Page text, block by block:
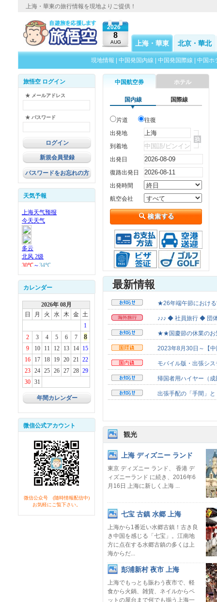
上海・華東の旅行情報を現地よりご提供！
2026
8
AUG 上海・華東 北京・華北
現地情報 中国発国内線 中国発国際線 中国ホ
旅悟空 ログイン
★ メールアドレス
★ パスワード
新規会員登録
パスワードをお忘れの方
天気予報
カレンダー
2026年 08月
日
月 火 水 木 金 土
1
2
3 4 5 6 7 8
9 10 11 12 13 14
15
16
17 18 19 20 21 22
23
24 25 26 27 28 29
30
31
年間カレンダー
微信公式アカウント
微信公众号 (随時情報配信中)
お気軽にご覧下さい。
中国航空券 ホテル
国内線 国際線
片道
往復
出発地
到着地
出発日
復路出発日
出発時間
航空会社
最新情報
★26年端午節におけ
♪♪♪ ◆ 社員旅行 ◆ 団
★★国慶節の休業の
2023年8月30日～【
モバイル版・出張シ
帰国者用ハイヤー（
出張手配の「手間」
観光
上海 ディズニー ランド
東京 ディズニー ランド、 香港 デ
ィズニーランド に続き、2016年6
月16日 上海に新しく上海 ...
七宝 古鎮 水郷 上海
上海から1番近い水郷古鎮！古き良
き中国を感じる「七宝」。江南地
方に点在する水郷古鎮の多くは上
海からだ...
彭浦新村 夜市 上海
上海でもっとも賑わう夜市で、軽
食から火鍋、雑貨、ネイルからペ
ットの屋台まで何でも揃う上海一